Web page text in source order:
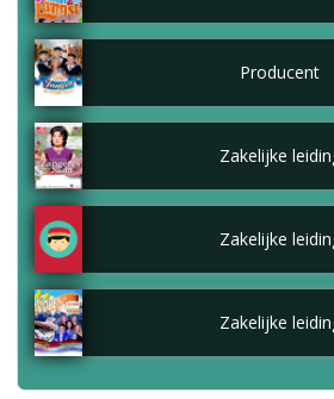
Producent
Zakelijke
Zakelijke
Zakelijke